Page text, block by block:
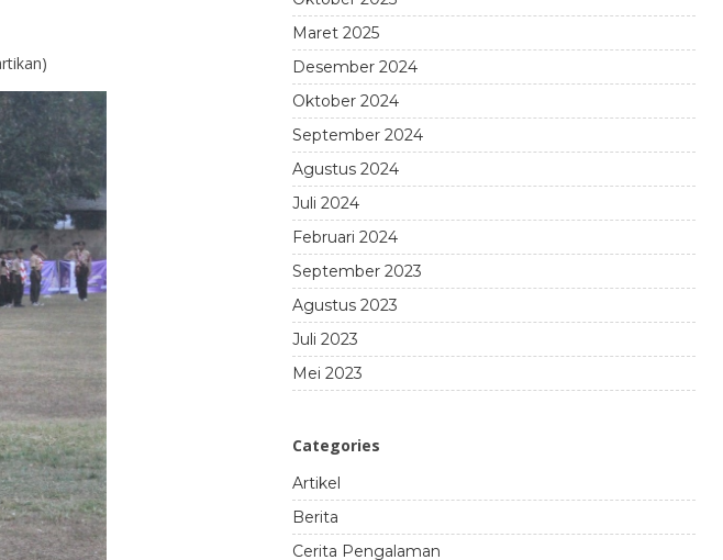
Maret 2025
Desember 2024
Oktober 2024
September 2024
Agustus 2024
Juli 2024
Februari 2024
September 2023
Agustus 2023
Juli 2023
Mei 2023
Categories
Artikel
Berita
Cerita Pengalaman